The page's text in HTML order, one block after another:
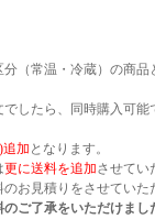
分（常温・冷蔵）の商品
したら、同時購入可能
追加 となります。
更に送料を追加させてい
お見積りをさせていた
ご了承をいただけまし